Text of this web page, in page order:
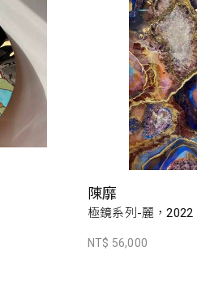
陳靡
極鏡系列-麗，2022
NT$ 56,000